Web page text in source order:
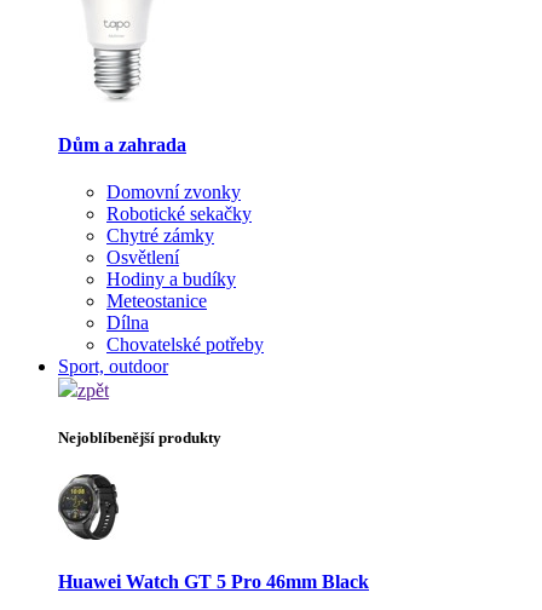
Dům a zahrada
Domovní zvonky
Robotické sekačky
Chytré zámky
Osvětlení
Hodiny a budíky
Meteostanice
Dílna
Chovatelské potřeby
Sport, outdoor
zpět
Nejoblíbenější produkty
Huawei Watch GT 5 Pro 46mm Black